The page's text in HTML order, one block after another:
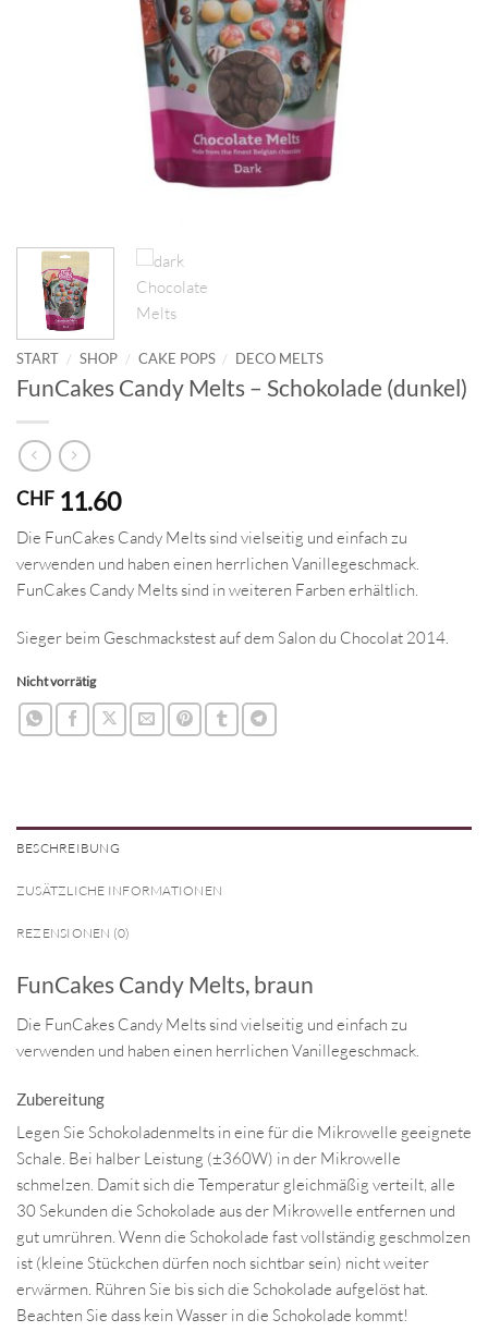
START / SHOP / CAKE POPS / DECO MELTS
FunCakes Candy Melts – Schokolade (dunkel)
CHF 11.60
Die FunCakes Candy Melts sind vielseitig und einfach zu
verwenden und haben einen herrlichen Vanillegeschmack.
FunCakes Candy Melts sind in weiteren Farben erhältlich.
Sieger beim Geschmackstest auf dem Salon du Chocolat 2014.
Nicht vorrätig
BESCHREIBUNG
ZUSÄTZLICHE INFORMATIONEN
REZENSIONEN (0)
FunCakes Candy Melts, braun
Die FunCakes Candy Melts sind vielseitig und einfach zu
verwenden und haben einen herrlichen Vanillegeschmack.
Zubereitung
Legen Sie Schokoladenmelts in eine für die Mikrowelle geeignete
Schale. Bei halber Leistung (±360W) in der Mikrowelle
schmelzen. Damit sich die Temperatur gleichmäßig verteilt, alle
30 Sekunden die Schokolade aus der Mikrowelle entfernen und
gut umrühren. Wenn die Schokolade fast vollständig geschmolzen
ist (kleine Stückchen dürfen noch sichtbar sein) nicht weiter
erwärmen. Rühren Sie bis sich die Schokolade aufgelöst hat.
Beachten Sie dass kein Wasser in die Schokolade kommt!